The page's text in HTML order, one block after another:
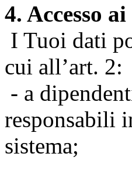
4. Accesso
I Tuoi dati
cui all’art. 2:
- a
responsabili
sistema;